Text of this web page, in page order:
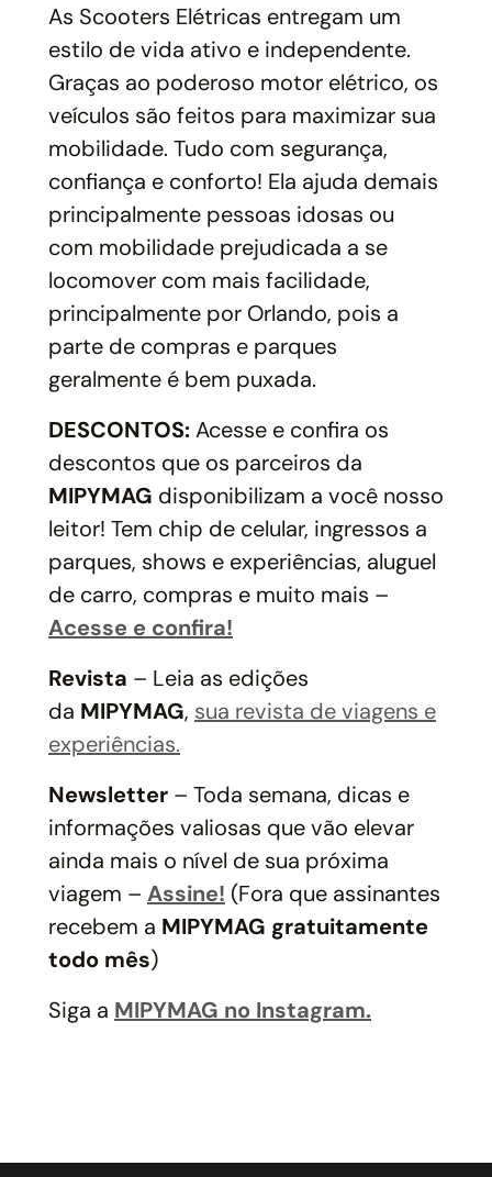
As Scooters Elétricas entregam um
estilo de vida ativo e independente.
Graças ao poderoso motor elétrico, os
veículos são feitos para maximizar sua
mobilidade. Tudo com segurança,
confiança e conforto! Ela ajuda demais
principalmente pessoas idosas ou
com mobilidade prejudicada a se
locomover com mais facilidade,
principalmente por Orlando, pois a
parte de compras e parques
geralmente é bem puxada.
DESCONTOS:Acesse e confira os
descontos que os parceiros da
MIPYMAG disponibilizam a você nosso
leitor! Tem chip de celular, ingressos a
parques, shows e experiências, aluguel
de carro, compras e muito mais –
Acesse e confira!
Revista – Leia as edições
da MIPYMAG, sua revista de viagens e
experiências.
Newsletter – Toda semana, dicas e
informações valiosas que vão elevar
ainda mais o nível de sua próxima
viagem – Assine! (Fora que assinantes
recebem a MIPYMAG gratuitamente
todo mês)
Siga a MIPYMAG no Instagram.